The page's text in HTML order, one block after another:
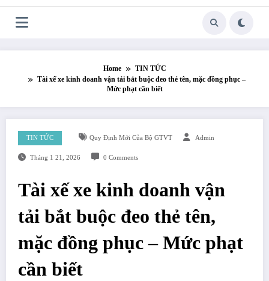
Skip
content
Home
TIN TỨC
Tài xế xe kinh doanh vận tải bắt buộc đeo thẻ tên, mặc đồng phục –
Mức phạt cần biết
TIN TỨC Quy Định Mới Của Bộ GTVT Admin
Tháng 1 21, 2026 0 Comments
Tài xế xe kinh doanh vận
tải bắt buộc đeo thẻ tên,
mặc đồng phục – Mức phạt
cần biết